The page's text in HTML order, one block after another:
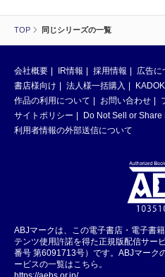
TOP 同じシリーズの一覧
会社概要 IR情報 採用情報 広告に
書店様向け
法人様一括購入
作品の利用について
お問い合わせ
サイトポリシー
Do Not Sell or
利用者情報の外部送信について
ABJマークは、この電子書店・電子書
テンツ使用許諾を得た正規版配信サー
番号 第6091713号）です。ABJマーク
ービスの一覧はこちら。